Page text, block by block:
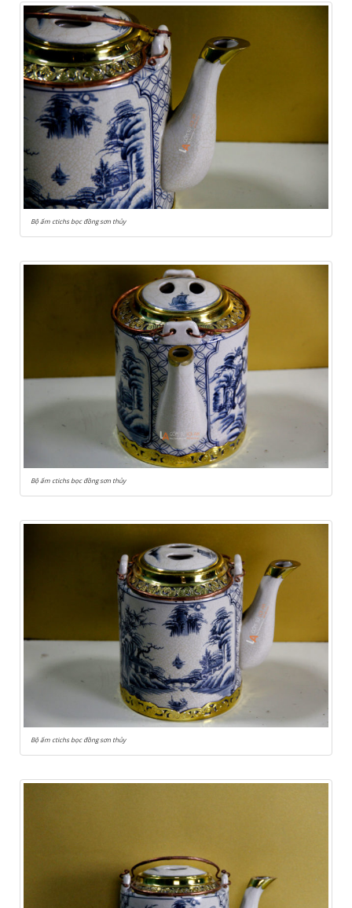
Bộ ấm ctichs bọc đồng sơn thủy
Bộ ấm ctichs bọc đồng sơn thủy
Bộ ấm ctichs bọc đồng sơn thủy